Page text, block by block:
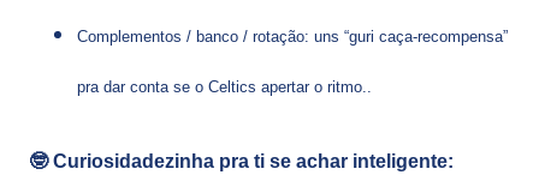
Complementos / banco / rotação: uns “guri caça-recompensa”
pra dar conta se o Celtics apertar o ritmo..
🤓Curiosidadezinha pra ti se achar inteligente: